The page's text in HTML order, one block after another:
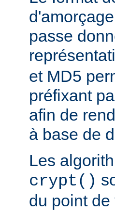
passe
et MD5
préfixant
afin de
à base de
Les
crypt()
du point